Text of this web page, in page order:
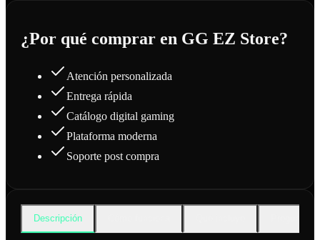
¿Por qué comprar en GG EZ Store?
Atención personalizada
Entrega rápida
Catálogo digital gaming
Plataforma moderna
Soporte post compra
Descripción